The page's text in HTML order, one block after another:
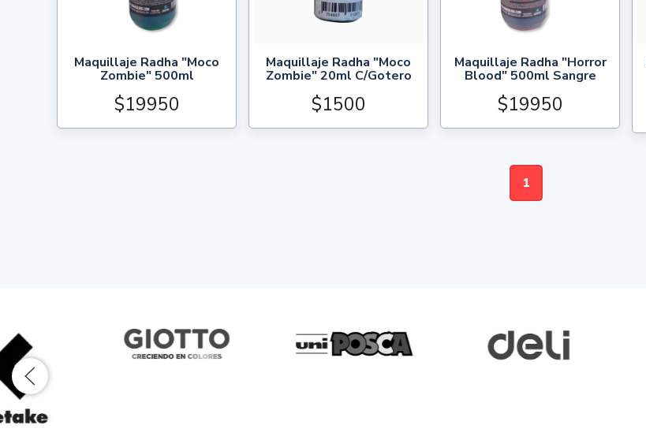
Maquillaje Radha "Moco
Zombie" 500ml
$19950
Maquillaje Radha "Moco
Zombie" 20ml C/Gotero
$1500
Maquillaje Radha "Horror
Blood" 500ml Sangre
$19950
1